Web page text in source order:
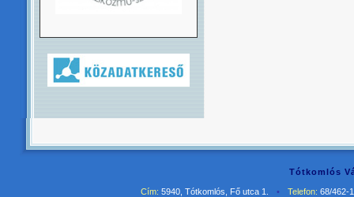
Tótkomlós
Cím: 5940, Tótkomlós, Fő utca 1. • Telefon: 68/462-